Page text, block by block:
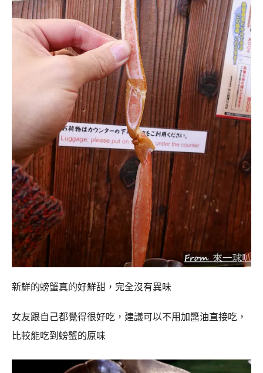
新鮮的螃蟹真的好鮮甜，完全沒有異味
女友跟自己都覺得很好吃，建議可以不用加醬油直接吃，
比較能吃到螃蟹的原味